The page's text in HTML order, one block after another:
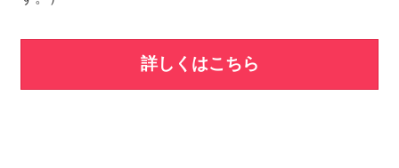
詳しくはこちら